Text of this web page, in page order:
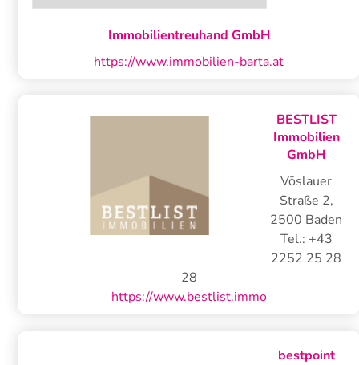
Immobilientreuhand GmbH
https://www.immobilien-barta.at
BESTLIST
Immobilien
GmbH
Vöslauer
Straße 2,
2500 Baden
Tel.: +43
2252 25 28
28
https://www.bestlist.immo
bestpoint